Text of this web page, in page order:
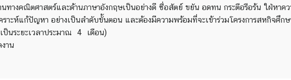
ทางคณิตศาสตร์และด้านภาษาอังกฤษเป็นอย่างดี ซื่อสัตย์ ขยัน อดทน กระตือรือร้น ใฝ่หา
คราะห์แก้ปัญหา อย่างเป็นลำดับขั้นตอน และต้องมีความพร้อมที่จะเข้าร่วมโครงการสหกิจศึ
เป็นระยะเวลาประมาณ 4 เดือน)
าน